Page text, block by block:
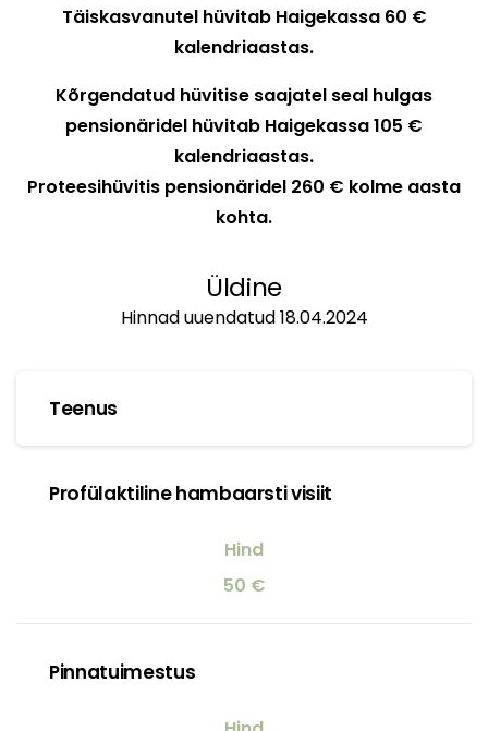
Täiskasvanutel hüvitab Haigekassa 60 €
kalendriaastas.
Kõrgendatud hüvitise saajatel seal hulgas
pensionäridel hüvitab Haigekassa 105 €
kalendriaastas.
Proteesihüvitis pensionäridel 260 € kolme aasta
kohta.
Üldine
Hinnad uuendatud 18.04.2024
Teenus
Profülaktiline hambaarsti visiit
50 €
Pinnatuimestus